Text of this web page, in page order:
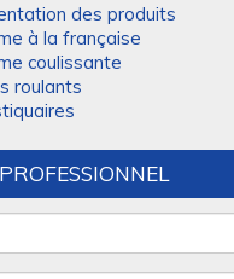
des produits
à la française
coulissante
roulants